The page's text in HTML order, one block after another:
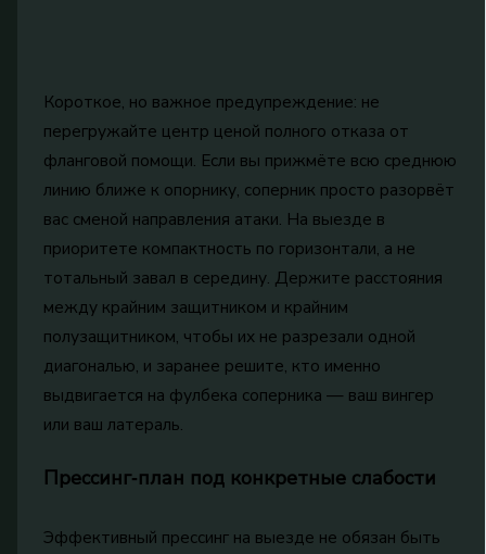
Короткое, но важное предупреждение: не
перегружайте центр ценой полного отказа от
фланговой помощи. Если вы прижмёте всю среднюю
линию ближе к опорнику, соперник просто разорвёт
вас сменой направления атаки. На выезде в
приоритете компактность по горизонтали, а не
тотальный завал в середину. Держите расстояния
между крайним защитником и крайним
полузащитником, чтобы их не разрезали одной
диагональю, и заранее решите, кто именно
выдвигается на фулбека соперника — ваш вингер
или ваш латераль.
Прессинг‑план под конкретные слабости
Эффективный прессинг на выезде не обязан быть